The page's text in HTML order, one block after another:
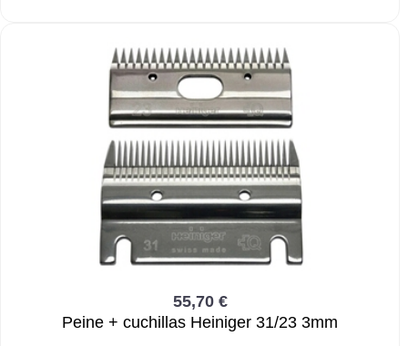
55,70 €
Peine + cuchillas Heiniger 31/23 3mm